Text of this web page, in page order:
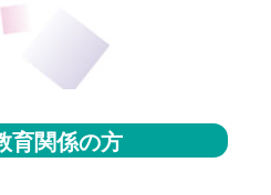
育関係の方